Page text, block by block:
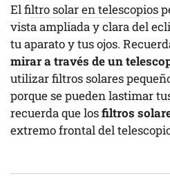
El filtro solar en telescopios
vista ampliada y clara del
tu aparato y tus ojos.
mirar a través de un
utilizar filtros solares
porque se pueden lastimar
recuerda que losfiltros
extremo frontal del